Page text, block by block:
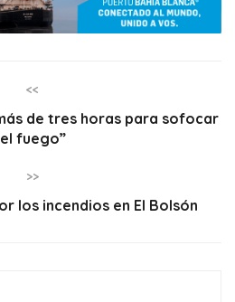
<<
de tres horas para sofocar
el fuego”
>>
los incendios en El Bolsón